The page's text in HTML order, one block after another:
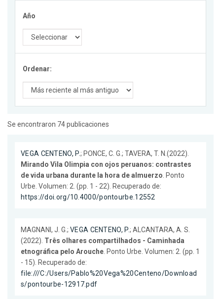
Año
Ordenar:
Se encontraron 74 publicaciones
VEGA CENTENO, P.; PONCE, C. G.; TAVERA, T. N.(2022).
Mirando Vila Olimpia con ojos peruanos: contrastes
de vida urbana durante la hora de almuerzo. Ponto
Urbe. Volumen: 2. (pp. 1 - 22). Recuperado de:
https://doi.org/10.4000/pontourbe.12552
MAGNANI, J. G.; VEGA CENTENO, P.; ALCANTARA, A. S.
(2022). Três olhares compartilhados - Caminhada
etnográfica pelo Arouche. Ponto Urbe. Volumen: 2. (pp. 1
- 15). Recuperado de:
file:///C:/Users/Pablo%20Vega%20Centeno/Download
s/pontourbe-12917.pdf